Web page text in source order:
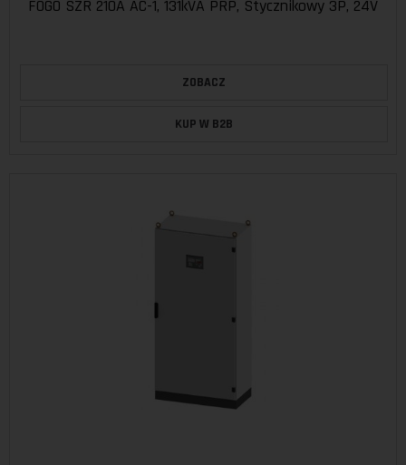
FOGO SZR 210A AC-1, 131kVA PRP, Stycznikowy 3P, 24V
ZOBACZ
KUP W B2B